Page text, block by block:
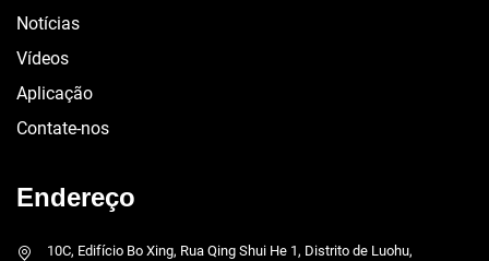
Notícias
Vídeos
Aplicação
Contate-nos
Endereço
10C, Edifício Bo Xing, Rua Qing Shui He 1, Distrito de Luohu,